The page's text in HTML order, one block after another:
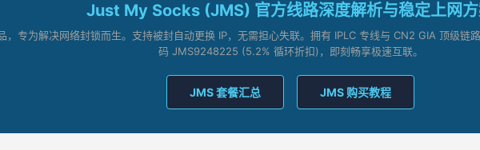
Just My Socks (JMS) 官方线路深度解析与稳定上网
，专为解决网络封锁而生。支持被封自动更换 IP，无需担心失联。拥有 IPLC 专线与 CN2 GIA 顶级链
码 JMS9248225 (5.2% 循环折扣)，即刻畅享极速互联。
JMS 套餐汇总 JMS 购买教程